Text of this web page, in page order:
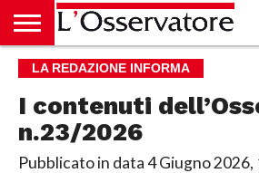
HOME
CULTURA
ECONOMIA
RUBRICHE
ARCHIVIO
PODCAST
ABBONAMENTO
CHI
ACCEDI
LA REDAZIONE INFORMA
I contenuti
n.23/2026
Pubblicato in data4 Giugno 2026,